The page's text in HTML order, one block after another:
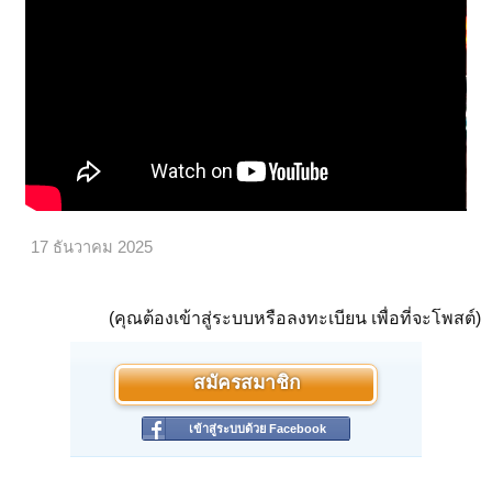
17 ธันวาคม 2025
(คุณต้องเข้าสู่ระบบหรือลงทะเบียน เพื่อที่จะโพสต์)
สมัครสมาชิก
เข้าสู่ระบบด้วย Facebook